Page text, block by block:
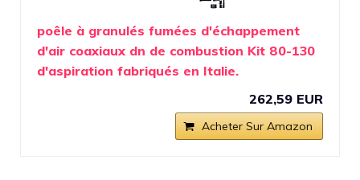
poêle à granulés fumées d'échappement
d'air coaxiaux dn de combustion Kit 80-130
d'aspiration fabriqués en Italie.
262,59 EUR
Acheter Sur Amazon